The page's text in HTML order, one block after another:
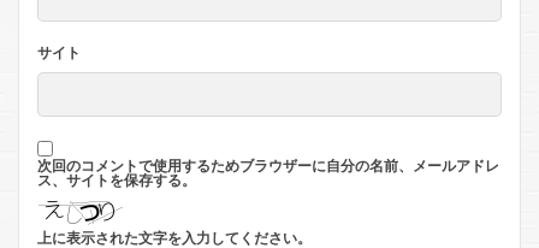
サイト
次回のコメントで使用するためブラウザーに自分の名前、メールアドレ
ス、サイトを保存する。
上に表示された文字を入力してください。